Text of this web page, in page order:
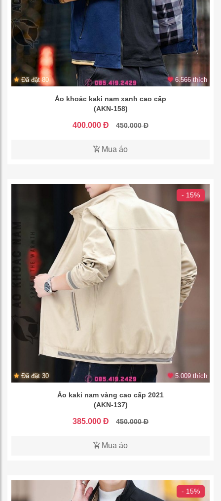
Đã đặt 80 6.566 thích
Áo khoác kaki nam xanh cao cấp
(AKN-158)
400.000 Đ 450.000 Đ
Mua áo
- 15%
Đã đặt 30 5.009 thích
Áo kaki nam vàng cao cấp 2021
(AKN-137)
385.000 Đ 450.000 Đ
Mua áo
- 15%